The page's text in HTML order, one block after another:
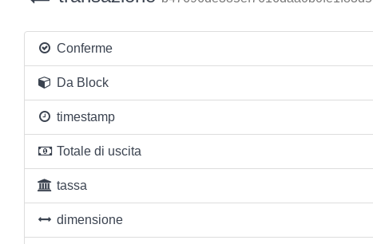
Conferme
Da Block
timestamp
Totale di uscita
tassa
dimensione